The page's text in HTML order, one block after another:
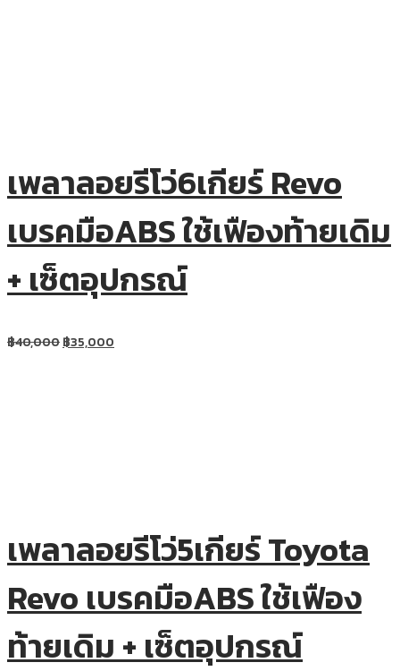
เพลาลอยรีโว่6เกียร์ Revo
เบรคมือABS ใช้เฟืองท้ายเดิม
+ เซ็ตอุปกรณ์
฿40,000฿35,000
เพลาลอยรีโว่5เกียร์ Toyota
Revo เบรคมือABS ใช้เฟือง
ท้ายเดิม + เซ็ตอุปกรณ์